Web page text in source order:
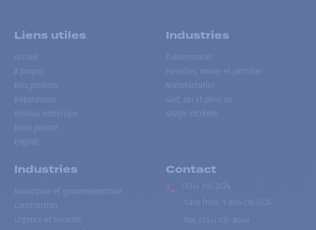
Liens utiles
Accueil
À propos
Nos produits
Réparations
Réseau numérique
Nous joindre
English
Industries
Événementiel
Forestier, minier et pétrolier
Manufacturier
Golf, ski et plein air
Usage extrême
Industries
Municipale et gouvernementale
Construction
Urgence et sécurité
Contact
(514) 735-2424
Sans frais
1-866-735-2424
Fax:
(514) 735-8046